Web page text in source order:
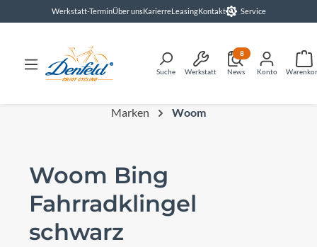
springenWerkstatt-TerminÜber unsKarierreLeasingKontakt Service
Suche Werkstatt News
8
Konto
Marken Woom
Woom Bing
Fahrradklingel
schwarz